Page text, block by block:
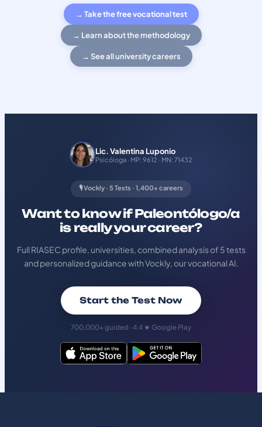
→ Take the free vocational test
→ Learn about the methodology
→ See all university careers
Lic. Valentina Luponio
Psicóloga · MP: 9612 · MN: 71432
🎙️ Vockly · 5 Tests · 1,400+ careers
Want to know if Paleontólogo/a
is really your career?
Full RIASEC profile, universities, combined analysis of 5 tests
and personalized guidance with Vockly, our vocational AI.
Start the Test Now
700,000+ guided · 4.4 ★ Google Play